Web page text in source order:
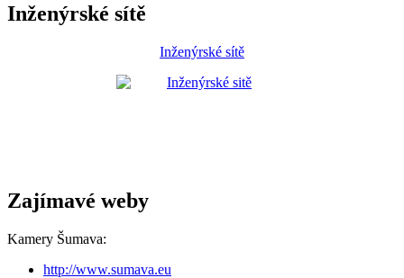
Inženýrské sítě
Inženýrské sítě
Zajímavé weby
Kamery Šumava:
http://www.sumava.eu